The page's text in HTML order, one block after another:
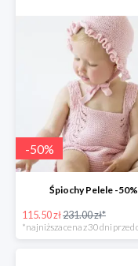
-50%
Śpiochy Pelele -50%
115.50 zł231.00 zł*